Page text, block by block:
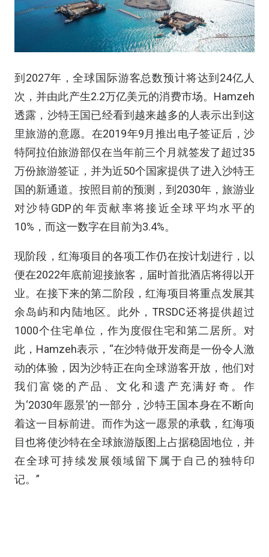
到2027年，全球国际游客总数预计将达到24亿人
次，并由此产生2.2万亿美元的消费市场。Hamzeh
透露，沙特王国已经看到越来越多的人表示出到这
里旅游的意愿。在2019年9月推出电子签证后，沙
特阿拉伯旅游部仅在当年前三个月就签发了超过35
万份旅游签证，并为近50个国家提供了进入沙特王
国的新通道。按照目前的预测，到2030年，旅游业
对沙特GDP的年贡献率将接近全球平均水平的
10%，而这一数字在目前为3.4%。
现阶段，红海项目的各项工作仍在按计划进行，以
便在2022年底前迎接旅客，届时首批酒店将得以开
业。在接下来的第二阶段，红海项目将重点发展其
余岛屿和内陆地区。此外，TRSDC还将提供超过
1000个住宅单位，作为度假住宅和第二居所。对
此，Hamzeh表示，“在沙特做开发商是一份令人激
动的体验，因为沙特正在向全球游客开放，他们对
我们富饶的产品、文化和遗产充满好奇。作
为‘2030年愿景’的一部分，沙特王国本身在不断向
着这一目标前进。而作为这一愿景的承载，红海项
目也将使沙特在全球旅游版图上占据稳固地位，并
在全球可持续发展领域留下属于自己的独特印
记。”